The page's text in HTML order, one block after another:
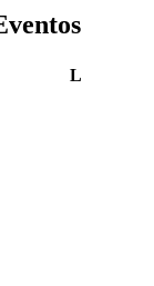
Llunes